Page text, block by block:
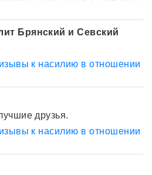
Брянский и Севский
к насилию в отношении
друзья.
к насилию в отношении